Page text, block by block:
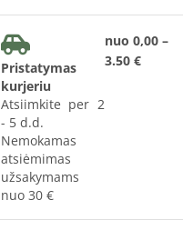
Pristatymas
kurjeriu
Atsiimkite per 2
- 5 d.d.
Nemokamas
atsiėmimas
užsakymams
nuo 30 €
nuo 0,00 –
3.50 €